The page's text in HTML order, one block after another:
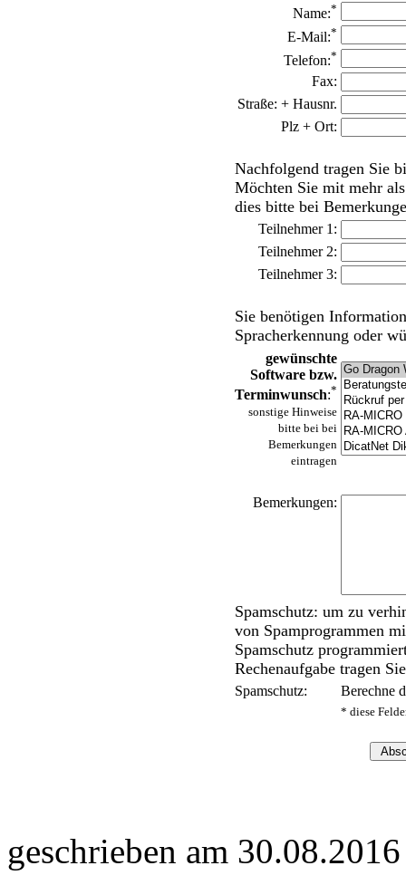
Name:*
E-Mail:*
Telefon:*
Fax:
Straße: + Hausnr.
Plz + Ort:
Nachfolgend tragen Sie
Möchten Sie mit mehr
dies bitte bei
Teilnehmer 1:
Teilnehmer 2:
Teilnehmer 3:
Sie benötigen
Spracherkennung oder
gewünschte
Software bzw.
Terminwunsch:*
sonstige Hinweise
bitte bei bei
Bemerkungen
eintragen
Bemerkungen:
Spamschutz: um zu
von Spamprogrammen
Spamschutz
Rechenaufgabe tragen
Spamschutz: Berechne
* diese
geschrieben am 30.08.2016